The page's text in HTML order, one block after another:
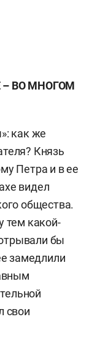
ВО МНОГОМ
как же
Князь
Петра и в ее
видел
общества.
тем какой-
бы
замедлили
свои